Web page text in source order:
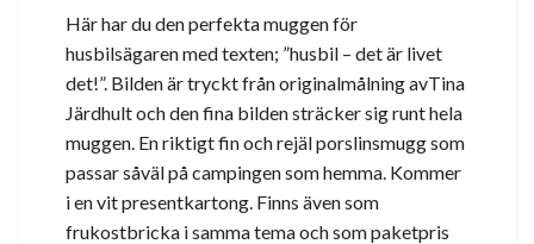
Här har du den perfekta muggen för
husbilsägaren med texten; ”husbil – det är livet
det!”. Bilden är tryckt från originalmålning avTina
Järdhult och den fina bilden sträcker sig runt hela
muggen. En riktigt fin och rejäl porslinsmugg som
passar såväl på campingen som hemma. Kommer
i en vit presentkartong. Finns även som
frukostbricka i samma tema och som paketpris